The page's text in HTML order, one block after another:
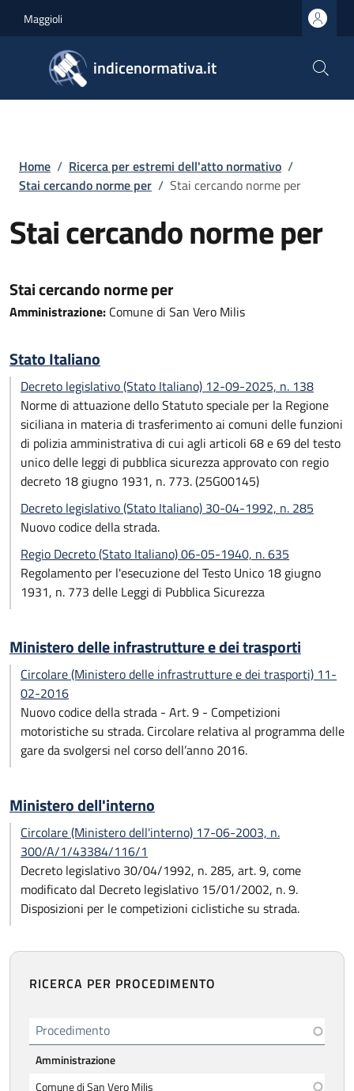
Maggioli
indicenormativa.it
Briciole di pane
Home / Ricerca per estremi dell'atto normativo /
Stai cercando norme per / Stai cercando norme per
Stai cercando norme per
Stai cercando norme per
Amministrazione: Comune di San Vero Milis
Stato Italiano
Decreto legislativo (Stato Italiano) 12-09-2025, n. 138
Norme di attuazione dello Statuto speciale per la Regione
siciliana in materia di trasferimento ai comuni delle funzioni
di polizia amministrativa di cui agli articoli 68 e 69 del testo
unico delle leggi di pubblica sicurezza approvato con regio
decreto 18 giugno 1931, n. 773. (25G00145)
Decreto legislativo (Stato Italiano) 30-04-1992, n. 285
Nuovo codice della strada.
Regio Decreto (Stato Italiano) 06-05-1940, n. 635
Regolamento per l'esecuzione del Testo Unico 18 giugno
1931, n. 773 delle Leggi di Pubblica Sicurezza
Ministero delle infrastrutture e dei trasporti
Circolare (Ministero delle infrastrutture e dei trasporti) 11-
02-2016
Nuovo codice della strada - Art. 9 - Competizioni
motoristiche su strada. Circolare relativa al programma delle
gare da svolgersi nel corso dell’anno 2016.
Ministero dell'interno
Circolare (Ministero dell'interno) 17-06-2003, n.
300/A/1/43384/116/1
Decreto legislativo 30/04/1992, n. 285, art. 9, come
modificato dal Decreto legislativo 15/01/2002, n. 9.
Disposizioni per le competizioni ciclistiche su strada.
RICERCA PER PROCEDIMENTO
Procedimento
Amministrazione